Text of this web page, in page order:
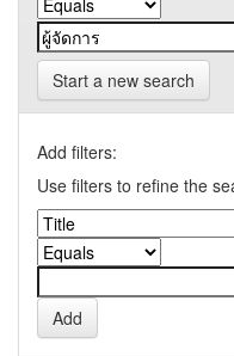
Start a new search
Add filters:
Use filters to refine the